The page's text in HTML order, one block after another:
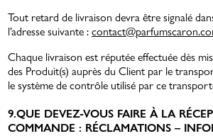
Tout retard de livraison devra être signalé
l’adresse suivante :
Chaque livraison est réputée effectuée dès
des Produit(s) auprès du Client par le
le système de contrôle utilisé par ce
9.QUE DEVEZ-VOUS FAIRE À LA
COMMANDE : RÉCLAMATIONS –